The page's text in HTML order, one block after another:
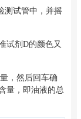
测试管中，并摇
试剂D的颜色又
，然后回车确
量，即油液的总